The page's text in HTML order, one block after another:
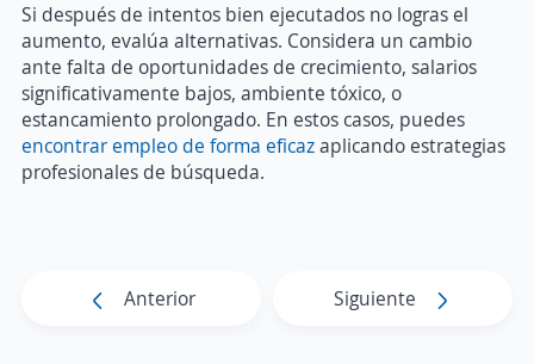
Si después de intentos bien ejecutados no logras el
aumento, evalúa alternativas. Considera un cambio
ante falta de oportunidades de crecimiento, salarios
significativamente bajos, ambiente tóxico, o
estancamiento prolongado. En estos casos, puedes
encontrar empleo de forma eficazaplicando estrategias
profesionales de búsqueda.
Anterior Siguiente